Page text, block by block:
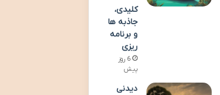
کلیدی،
جاذبه ها
و برنامه
ریزی
6 روز
پیش
دیدنی